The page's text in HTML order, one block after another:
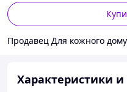
Продавец Для кожного дому
Характеристики